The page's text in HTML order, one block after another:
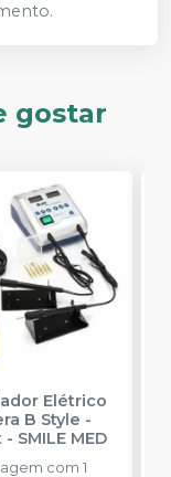
gostar
Elétrico
B Style -
- SMILE MED
com 1